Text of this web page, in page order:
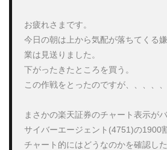
お疲れさまです。
今日の朝は上から気配が落ちてくる
業は見送りました。
下がったきたところを買う。
この作戦をとったのですが、、、、、
まさかの楽天証券のチャート表示が
サイバーエージェント(4751)の1900
チャート的にはどうなのかを確認した